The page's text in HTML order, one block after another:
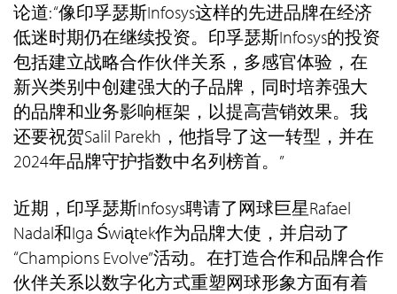
论道: “像印孚瑟斯Infosys这样的先进品牌在经济
低迷时期仍在继续投资。印孚瑟斯Infosys的投资
包括建立战略合作伙伴关系，多感官体验，在
新兴类别中创建强大的子品牌，同时培养强大
的品牌和业务影响框架，以提高营销效果。我
还要祝贺Salil Parekh，他指导了这一转型，并在
2024年品牌守护指数中名列榜首。”
近期，印孚瑟斯Infosys聘请了网球巨星Rafael
Nadal和Iga Świątek作为品牌大使，并启动了
“Champions Evolve”活动。在打造合作和品牌合作
伙伴关系以数字化方式重塑网球形象方面有着